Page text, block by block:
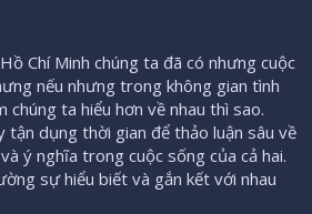
Chí Minh chúng ta đã có nhưng cuộc
nếu nhưng trong không gian tình
chúng ta hiểu hơn về nhau thì sao.
dụng thời gian để thảo luận sâu về
ý nghĩa trong cuộc sống của cả hai.
sự hiểu biết và gắn kết với nhau